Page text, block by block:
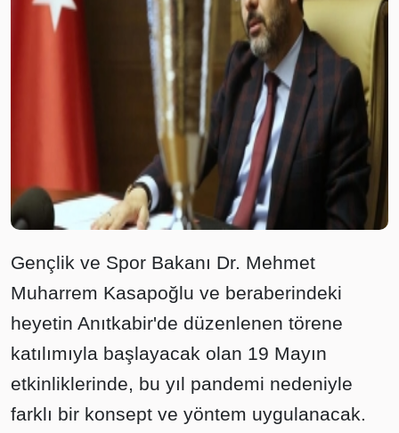
Gençlik ve Spor Bakanı Dr. Mehmet
Muharrem Kasapoğlu ve beraberindeki
heyetin Anıtkabir'de düzenlenen törene
katılımıyla başlayacak olan 19 Mayın
etkinliklerinde, bu yıl pandemi nedeniyle
farklı bir konsept ve yöntem uygulanacak.